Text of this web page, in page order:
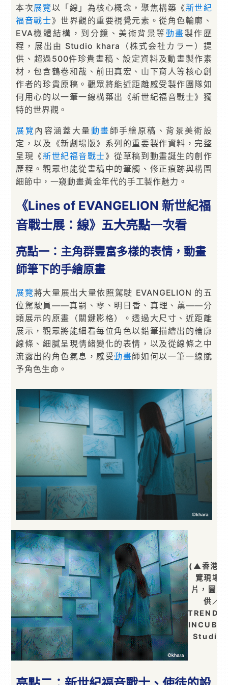
本次展覽以「線」為核心概念，聚焦構築《新世紀
福音戰士》世界觀的重要視覺元素。從角色輪廓、
EVA機體結構，到分鏡、美術背景等動畫製作歷
程，展出由 Studio khara（株式会社カラー）提
供、超過500件珍貴畫稿、設定資料及動畫製作素
材，包含鶴卷和哉、前田真宏、山下育人等核心創
作者的珍貴原稿。觀眾將能近距離感受製作團隊如
何用心的以一筆一線構築出《新世紀福音戰士》獨
特的世界觀。
展覽內容涵蓋大量 動畫 師手繪原稿、背景美術設
定，以及《新劇場版》系列的重要製作資料，完整
呈現《新世紀福音戰士》從草稿到動畫誕生的創作
歷程。觀眾也能從畫稿中的筆觸、修正痕跡與構圖
細節中，一窺動畫黃金年代的手工製作魅力。
《Lines of EVANGELION 新世紀福
音戰士展：線》五大亮點一次看
亮點一：主角群豐富多樣的表情，動畫
師筆下的手繪原畫
展覽將大量展出大量依照駕駛 EVANGELION 的五
位駕駛員——真嗣、零、明日香、真理、薰——分
類展示的原畫（關鍵影格）。透過大尺寸、近距離
展示，觀眾將能細看每位角色以鉛筆描繪出的輪廓
線條、細膩呈現情緒變化的表情，以及從線條之中
流露出的角色氣息，感受動畫師如何以一筆一線賦
予角色生命。
(▲香港站
覽現場
片，圖片
供／
Studio